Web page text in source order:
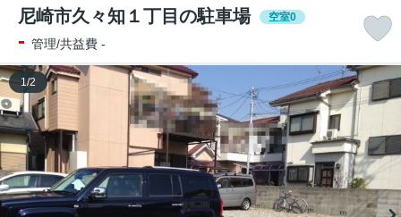
尼崎市久々知１丁目の駐車場 空室0
- 管理/共益費 -
1/2